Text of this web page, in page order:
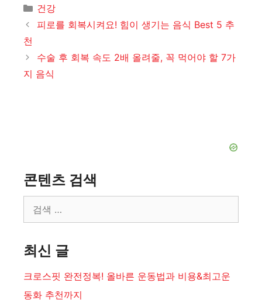
카
테
건강
피로를 회복시켜요! 힘이 생기는 음식 Best 5 추
천
수술 후 회복 속도 2배 올려줄, 꼭 먹어야 할 7가
지 음식
콘텐츠 검색
색:
최신 글
크로스핏 완전정복! 올바른 운동법과 비용&최고운
동화 추천까지